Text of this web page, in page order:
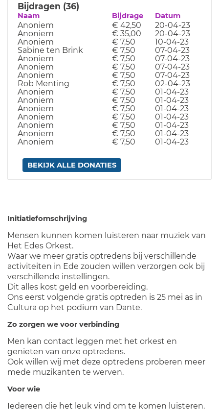
Bijdragen (36)
Naam Bijdrage Datum
Anoniem € 42,50
20-04-23
Anoniem
€ 35,00
20-04-23
Anoniem
€ 7,50
10-04-23
Sabine ten Brink
€ 7,50
07-04-23
Anoniem
€ 7,50
07-04-23
Anoniem
€ 7,50
07-04-23
Anoniem
€ 7,50
07-04-23
Rob Menting
€ 7,50
02-04-23
Anoniem
€ 7,50
01-04-23
Anoniem
€ 7,50
01-04-23
Anoniem
€ 7,50
01-04-23
Anoniem
€ 7,50
01-04-23
Anoniem
€ 7,50
01-04-23
Anoniem
€ 7,50
01-04-23
Anoniem
€ 7,50 01-04-23
BEKIJK ALLE DONATIES
Initiatiefomschrijving
Mensen kunnen komen luisteren naar muziek van
Het Edes Orkest.
Waar we meer gratis optredens bij verschillende
activiteiten in Ede zouden willen verzorgen ook bij
verschillende instellingen.
Dit alles kost geld en voorbereiding.
Ons eerst volgende gratis optreden is 25 mei as in
Cultura op het podium van Dante.
Zo zorgen we voor verbinding
Men kan contact leggen met het orkest en
genieten van onze optredens.
Ook willen wij met deze optredens proberen meer
mede muzikanten te werven.
Voor wie
Iedereen die het leuk vind om te komen luisteren.